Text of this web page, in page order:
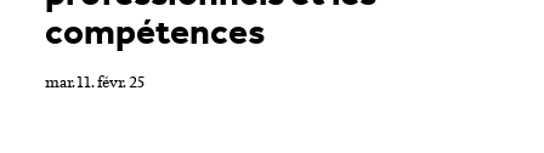
compétences
mar. 11. févr. 25